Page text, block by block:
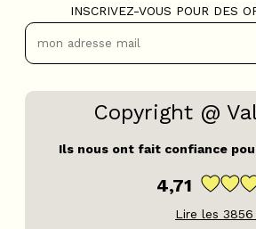
INSCRIVEZ-VOUS POUR DES
Copyright @
Ils nous ont fait confiance
4,71
Lire les 3856